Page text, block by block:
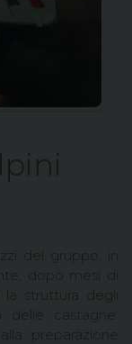
del gruppo, in
dopo mesi di
struttura degli
castagne:
preparazione